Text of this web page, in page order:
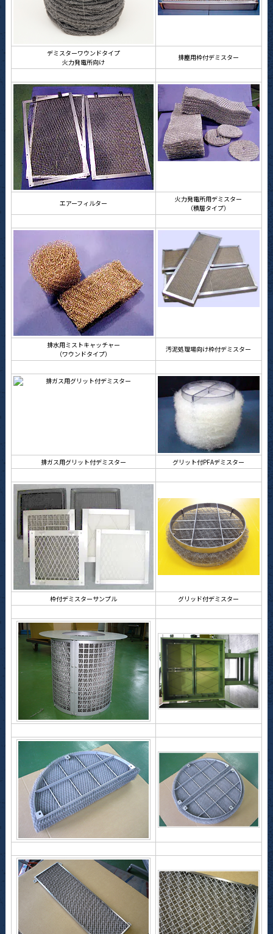
デミスターワウンドタイプ
火力発電所向け
排塵用枠付デミスター
エアーフィルター
火力発電所用デミスター
（積層タイプ）
排水用ミストキャッチャー
（ワウンドタイプ）
汚泥処理場向け枠付デミスター
排ガス用グリット付デミスター グリット付PFAデミスター
枠付デミスターサンプル グリッド付デミスター